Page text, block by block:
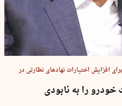
افزایش اختیارات نهادهای نظارتی در
را به نابودی